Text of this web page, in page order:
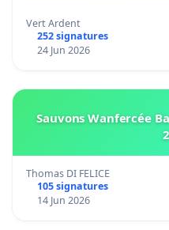
Vert Ardent
252 signatures
24 Jun 2026
Sauvons Wanfercée
Thomas DI FELICE
105 signatures
14 Jun 2026